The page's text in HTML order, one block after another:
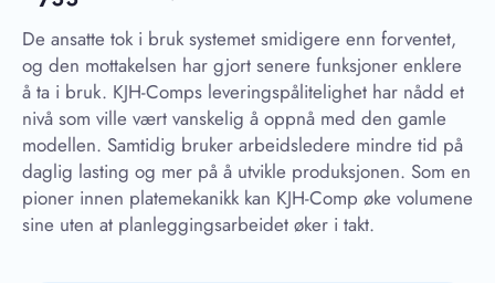
De ansatte tok i bruk systemet smidigere enn forventet,
og den mottakelsen har gjort senere funksjoner enklere
å ta i bruk. KJH-Comps leveringspålitelighet har nådd et
nivå som ville vært vanskelig å oppnå med den gamle
modellen. Samtidig bruker arbeidsledere mindre tid på
daglig lasting og mer på å utvikle produksjonen. Som en
pioner innen platemekanikk kan KJH-Comp øke volumene
sine uten at planleggingsarbeidet øker i takt.